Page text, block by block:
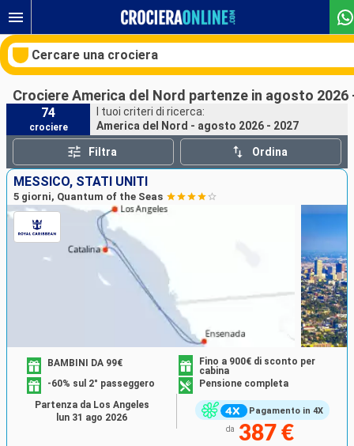
Cercare una crociera
Le nostre destinazioni
Mesi di partenza
Porti
Crociere America del Nord partenze in agosto 2026
74
crociere
I tuoi criteri di ricerca:
America del Nord - agosto 2026 - 2027
Filtra Ordina
MESSICO, STATI UNITI
5 giorni, Quantum of the Seas
Pagamento in 4X
BAMBINI DA 99€
Fino a 900€ di sconto per
cabina
-60% sul 2° passeggero
Pensione completa
da 387 €
Partenza da Los Angeles
lun 31 ago 2026